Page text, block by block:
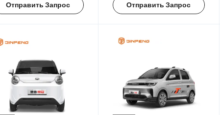
Отправить Запрос Отправить Запрос